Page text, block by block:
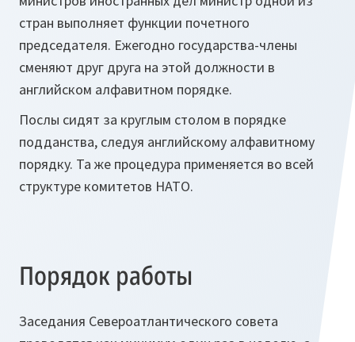
стран выполняет функции почетного
председателя. Ежегодно государства-члены
сменяют друг друга на этой должности в
английском алфавитном порядке.
Послы сидят за круглым столом в порядке
подданства, следуя английскому алфавитному
порядку. Та же процедура применяется во всей
структуре комитетов НАТО.
Порядок работы
Заседания Североатлантического совета